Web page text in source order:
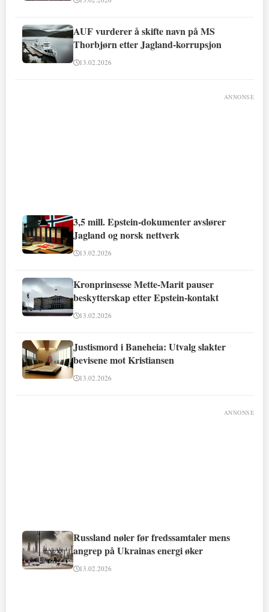
AUF vurderer å skifte navn på MS
Thorbjørn etter Jagland-korrupsjon
13.02.2026
ANNONSE
3,5 mill. Epstein-dokumenter avslører
Jagland og norsk nettverk
13.02.2026
Kronprinsesse Mette-Marit pauser
beskytterskap etter Epstein-kontakt
13.02.2026
Justismord i Baneheia: Utvalg slakter
bevisene mot Kristiansen
13.02.2026
ANNONSE
Russland nøler før fredssamtaler mens
angrep på Ukrainas energi øker
13.02.2026